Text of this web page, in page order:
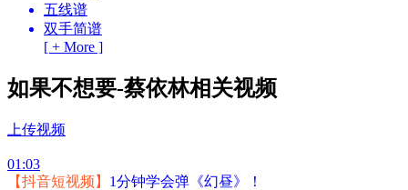
五线谱
双手简谱
[ + More ]
如果不想要-蔡依林相关视频
上传视频
01:03
【抖音短视频】 1分钟学会弹《幻昼》！